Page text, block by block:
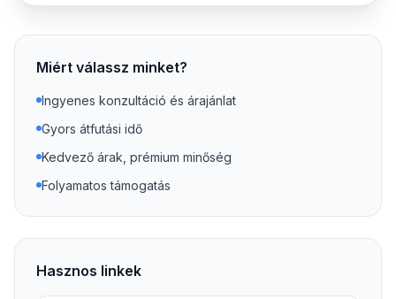
Miért válassz minket?
Ingyenes konzultáció és árajánlat
Gyors átfutási idő
Kedvező árak, prémium minőség
Folyamatos támogatás
Hasznos linkek